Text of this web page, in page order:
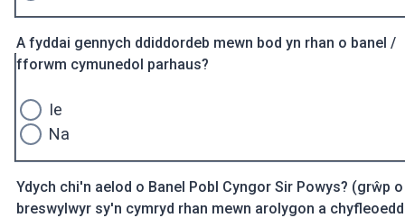
A fyddai gennych ddiddordeb mewn bod yn rhan o banel /
fforwm cymunedol parhaus?
Ie
Na
Ydych chi'n aelod o Banel Pobl Cyngor Sir Powys? (grŵp o
breswylwyr sy'n cymryd rhan mewn arolygon a chyfleoedd